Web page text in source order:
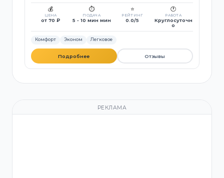
💰
ЦЕНА
от 70 ₽
⏱️
ПОДАЧА
5 - 10 мин мин
⭐
РЕЙТИНГ
0.0/5
🕐
РАБОТА
Круглосуточн
о
Комфорт Эконом Легковое
Подробнее Отзывы
РЕКЛАМА